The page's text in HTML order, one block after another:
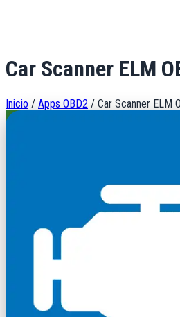
Car Scanner ELM
Inicio / Apps OBD2 / Car Scanner ELM